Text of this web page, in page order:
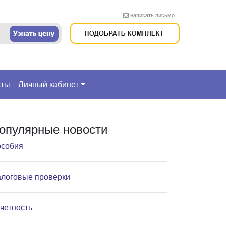
написать письмо
Личный кабинет
новости
проверки